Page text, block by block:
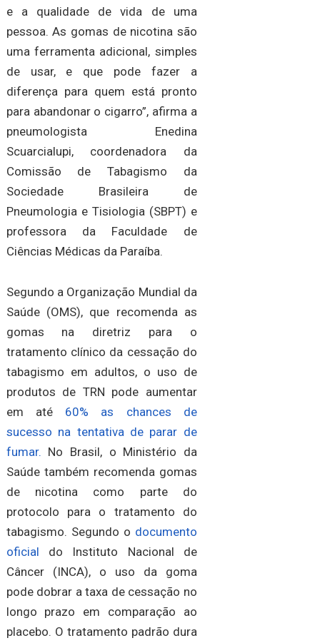
e a qualidade de vida de uma
pessoa. As gomas de nicotina são
uma ferramenta adicional, simples
de usar, e que pode fazer a
diferença para quem está pronto
para abandonar o cigarro”, afirma a
pneumologista Enedina
Scuarcialupi, coordenadora da
Comissão de Tabagismo da
Sociedade Brasileira de
Pneumologia e Tisiologia (SBPT) e
professora da Faculdade de
Ciências Médicas da Paraíba.
Segundo a Organização Mundial da
Saúde (OMS), que recomenda as
gomas na diretriz para o
tratamento clínico da cessação do
tabagismo em adultos, o uso de
produtos de TRN pode aumentar
em até 60% as chances de
sucesso na tentativa de parar de
fumar. No Brasil, o Ministério da
Saúde também recomenda gomas
de nicotina como parte do
protocolo para o tratamento do
tabagismo. Segundo o documento
oficial do Instituto Nacional de
Câncer (INCA), o uso da goma
pode dobrar a taxa de cessação no
longo prazo em comparação ao
placebo. O tratamento padrão dura